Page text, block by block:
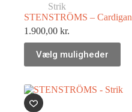
Strik
STENSTRÖMS – Cardigan
1.900,00 kr.
Vælg muligheder